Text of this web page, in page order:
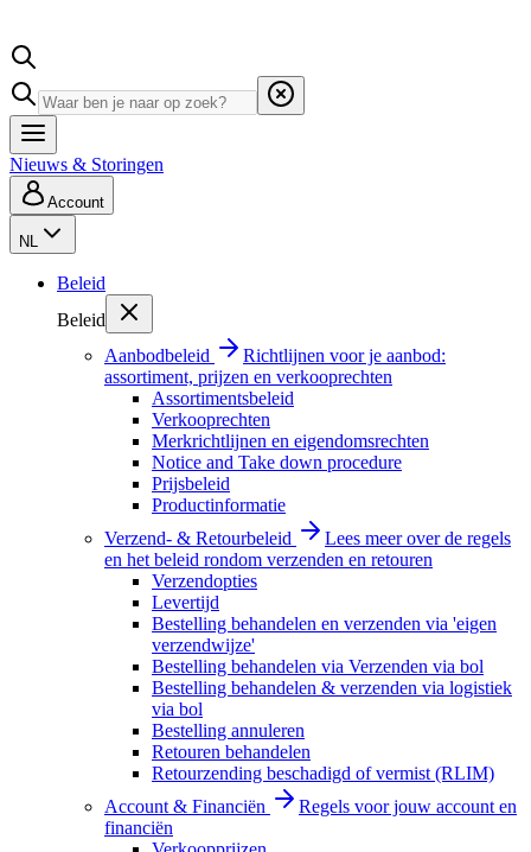
Nieuws & Storingen
Account
NL
Beleid
Beleid
Aanbodbeleid
Richtlijnen voor je aanbod:
assortiment, prijzen en verkooprechten
Assortimentsbeleid
Verkooprechten
Merkrichtlijnen en eigendomsrechten
Notice and Take down procedure
Prijsbeleid
Productinformatie
Verzend- & Retourbeleid
Lees meer over de regels
en het beleid rondom verzenden en retouren
Verzendopties
Levertijd
Bestelling behandelen en verzenden via 'eigen
verzendwijze'
Bestelling behandelen via Verzenden via bol
Bestelling behandelen & verzenden via logistiek
via bol
Bestelling annuleren
Retouren behandelen
Retourzending beschadigd of vermist (RLIM)
Account & Financiën
Regels voor jouw account en
financiën